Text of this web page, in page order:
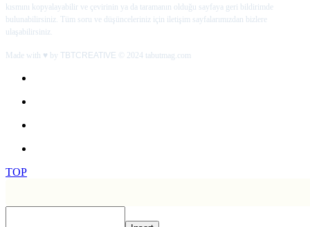
kısmını kopyalayabilir ve çevirinin ya da taramanın olduğu sayfaya geri bildirimde
bulunabilirsiniz. Tüm soru ve düşünceleriniz için iletişim sayfalarımızdan bizlere
ulaşabilirsiniz.
Made with ♥ by TBTCREATIVE © 2024 tabutmag.com
TOP